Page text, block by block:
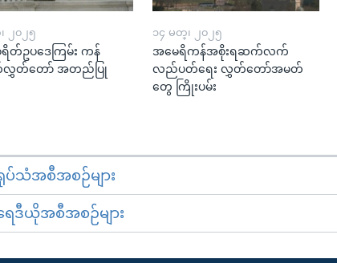
၂၀၂၅
တ်ဥပဒေကြမ်း ကန်
တ်တော် အတည်ပြု
၁၄ မတ္၊ ၂၀၂၅
အမေရိကန်အစိုးရဆက်လက်
လည်ပတ်ရေး လွှတ်တော်အမတ်
တွေ ကြိုးပမ်း
ပ်သံအစီအစဉ်များ
ေဒီယိုအစီအစဉ်များ